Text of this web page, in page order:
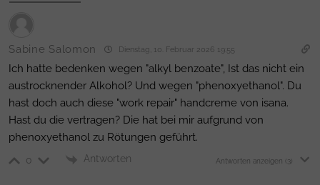
Sabine Salomon Dienstag, 10. Februar 2026 19:55
Ich hatte bedenken wegen "alkyl benzoate", Ist das nicht ein
austrocknender Alkohol? Und wegen "phenoxyethanol". Du
hast doch auch diese "work repair" handcreme von isana.
Hast du die vertragen? Die hat bei mir aufgrund von
phenoxyethanol zu Rötungen geführt.
0 Antworten Antworten anzeigen (3)